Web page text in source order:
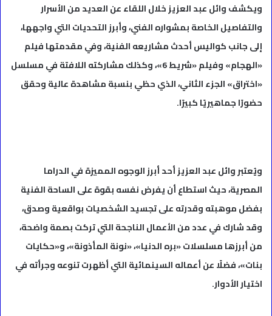
ويكشف وائل عبد العزيز خلال اللقاء عن العديد من الأسرار
والتفاصيل الخاصة بمشواره الفني، وأبرز التحديات التي واجهها،
إلى جانب كواليس أحدث مشاريعه الفنية، وفي مقدمتها فيلم
«الهجام» وفيلم «شريط 6»، وكذلك مشاركته اللافتة في مسلسل
«اختراق» الجزء الثاني، الذي حظي بنسبة مشاهدة عالية وحقق
حضورًا جماهيريًا كبيرًا.
ويُعتبر وائل عبد العزيز أحد أبرز الوجوه المميزة في الدراما
المصرية، حيث استطاع أن يفرض نفسه بقوة على الساحة الفنية
بفضل موهبته وقدرته على تجسيد الشخصيات بواقعية وصدق،
وقد شارك في عدد من الأعمال الناجحة التي تركت بصمة واضحة،
من أبرزها مسلسلات «بره الدنيا»، «نونة المأذونة»، و«حكايات
بنات»، فضلًا عن أعماله السينمائية التي أظهرت تنوعه وجرأته في
اختيار الأدوار.